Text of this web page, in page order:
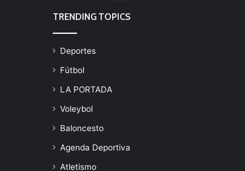
TRENDING TOPICS
Deportes
Fútbol
LA PORTADA
Voleybol
Baloncesto
Agenda Deportiva
Atletismo